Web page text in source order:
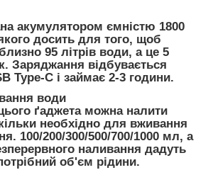
акумулятором ємністю 1800
досить для того, щоб
95 літрів води, а це 5
Заряджання відбувається
Type-C і займає 2-3 години.
води
ґаджета можна налити
необхідно для вживання
100/200/300/500/700/1000 мл, а
наливання дадуть
об'єм рідини.